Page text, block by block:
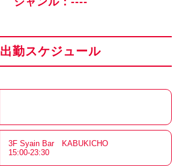
出勤スケジュール
3F Syain Bar KABUKICHO
15:00-23:30